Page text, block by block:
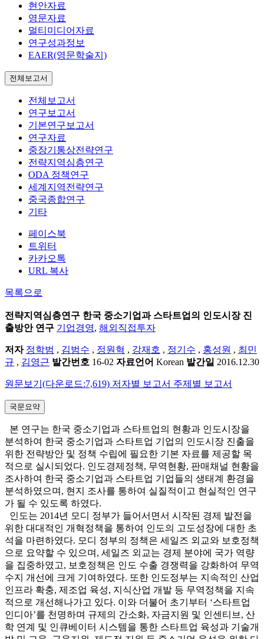
현안자료
영문자료
멀티미디어자료
연구성과정보
EAER(영문학술지)
전체보고서
전체보고서
연구보고서
기본연구보고서
연구자료
중장기통상전략연구
전략지역심층연구
ODA 정책연구
세계지역전략연구
중국종합연구
기타
페이스북
트위터
카카오톡
URL 복사
목록으로
전략지역심층연구 한국 중소기업과 스타트업의 인도시장 진
출방안 연구 기업경영, 해외직접투자
저자 정학범 , 김범수 , 정원혁 , 강재호 , 정기수 , 홍성원 , 최민
규 , 김영근 발간번호 16-02 자료언어 Korean 발간일 2016.12.30
원문보기(다운로드:7,619) 저자별 보고서 주제별 보고서
국문요약
본 연구는 한국 중소기업과 스타트업의 현황과 인도시장을
분석하여 한국 중소기업과 스타트업 기업의 인도시장 진출을
위한 전략방안 및 정책 수립에 필요한 기본 자료를 제공할 목
적으로 실시되었다. 인도경제정책, 무역현황, 판매채널 현황을
조사하여 한국 중소기업과 스타트업 기업들의 생태계 환경을
분석하였으며, 현지 조사를 통하여 실질적이고 현실적인 연구
가 될 수 있도록 하였다.
인도는 2014년 모디 정부가 들어서면서 시작된 경제 발전을
위한 대대적인 개혁정책을 통하여 인도의 고도성장에 대한 초
석을 마련하였다. 모디 정부의 정책은 세일즈 외교와 보호정책
으로 요약할 수 있으며, 세일즈 외교는 경제 분야에 국가 역량
을 집중하였고, 보호정책은 인도 수출 경쟁력을 강화하여 무역
수지 개선에 크게 기여하였다. 또한 인도정부는 지속적인 산업
인프라 확충, 제조업 육성, 지식산업 개발 등 무역정책을 지속
적으로 개선해나가고 있다. 이와 더불어 초기부터 ‘스타트업
인디아’를 천명하며 규제의 간소화, 자금지원 및 인센티브, 산
학 연계 및 인큐베이터 시스템을 통한 스타트업 육성과 기술개